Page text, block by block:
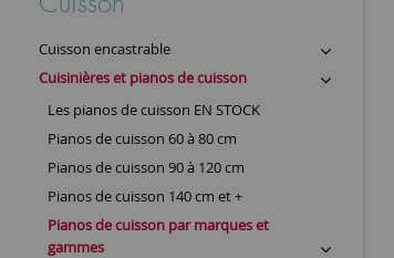
Cuisson encastrable
Cuisinières et pianos de cuisson
Les pianos de cuisson EN STOCK
Pianos de cuisson 60 à 80 cm
Pianos de cuisson 90 à 120 cm
Pianos de cuisson 140 cm et +
Pianos de cuisson par marques et
gammes